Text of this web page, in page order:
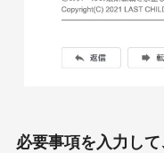
必要事項を入力し